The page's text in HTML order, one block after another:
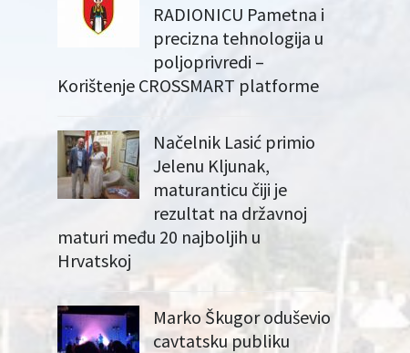
RADIONICU Pametna i
precizna tehnologija u
poljoprivredi –
Korištenje CROSSMART platforme
Načelnik Lasić primio
Jelenu Kljunak,
maturanticu čiji je
rezultat na državnoj
maturi među 20 najboljih u
Hrvatskoj
Marko Škugor oduševio
cavtatsku publiku